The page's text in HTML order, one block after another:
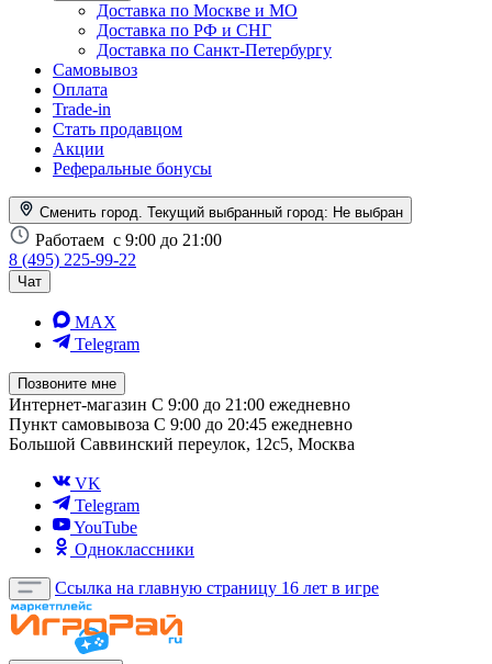
Доставка по Москве и МО
Доставка по РФ и СНГ
Доставка по Санкт-Петербургу
Самовывоз
Оплата
Trade-in
Стать продавцом
Акции
Реферальные бонусы
Сменить город. Текущий выбранный город: Не выбран
Работаем с 9:00 до 21:00
8 (495) 225-99-22
Чат
MAX
Telegram
Позвоните мне
Интернет-магазин С 9:00 до 21:00 ежедневно
Пункт самовывоза С 9:00 до 20:45 ежедневно
Большой Саввинский переулок, 12с5, Москва
VK
Telegram
YouTube
Одноклассники
Ссылка на главную страницу 16 лет в игре